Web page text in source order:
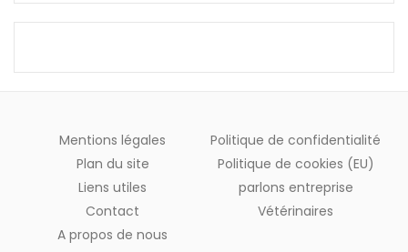
Mentions légales
Plan du site
Liens utiles
Contact
A propos de nous
Politique de confidentialité
Politique de cookies (EU)
parlons entreprise
Vétérinaires